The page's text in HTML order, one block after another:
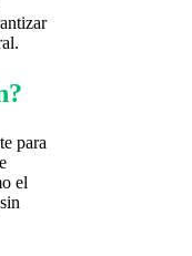
para
el